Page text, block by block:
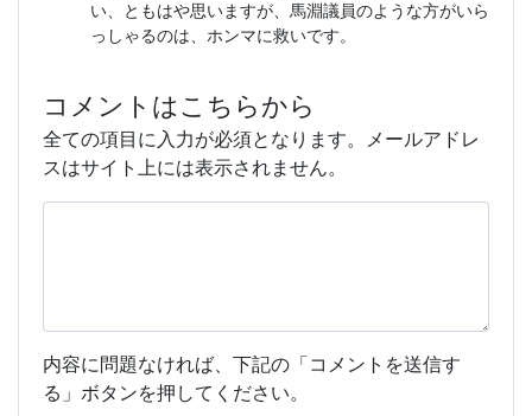
い、ともはや思いますが、馬淵議員のような方がいら
っしゃるのは、ホンマに救いです。
コメントはこちらから
全ての項目に入力が必須となります。メールアドレ
スはサイト上には表示されません。
内容に問題なければ、下記の「コメントを送信す
る」ボタンを押してください。